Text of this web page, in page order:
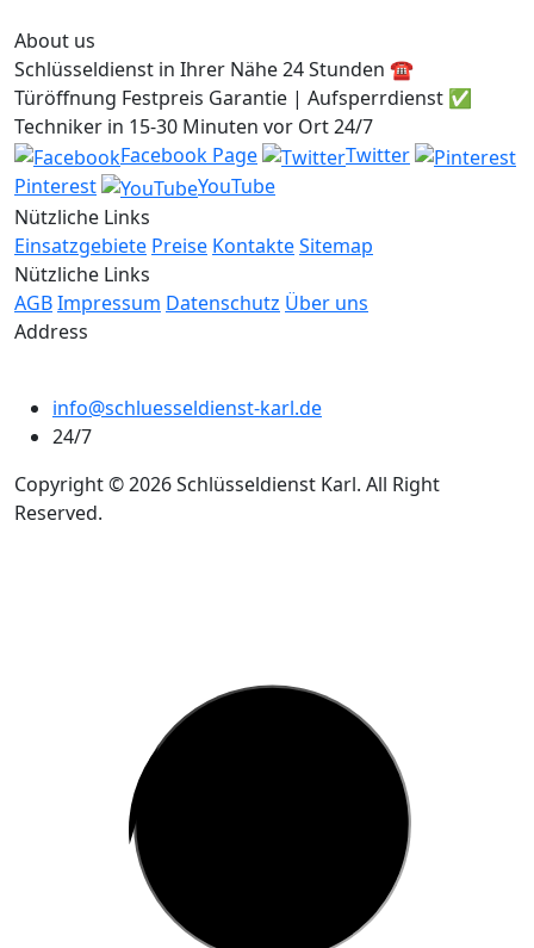
About us
Schlüsseldienst in Ihrer Nähe 24 Stunden ☎️
Türöffnung Festpreis Garantie | Aufsperrdienst ✅
Techniker in 15-30 Minuten vor Ort 24/7
Facebook Page
Twitter
Pinterest
YouTube
Nützliche Links
Einsatzgebiete Preise KontakteSitemap
Nützliche Links
AGBImpressum Datenschutz Über uns
Address
info@schluesseldienst-karl.de
24/7
Copyright © 2026 Schlüsseldienst Karl. All Right
Reserved.